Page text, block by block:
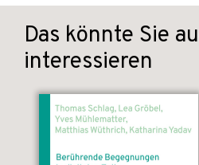
Das könnte Sie
interessieren